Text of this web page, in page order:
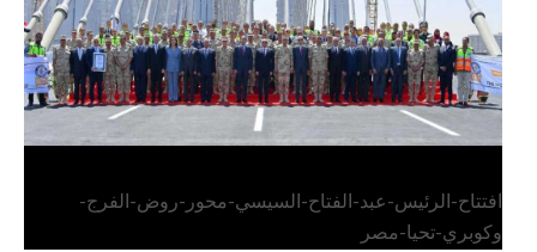
افتتاح-الرئيس-عبد-الفتاح-السيسي-محور-روض-الفرج-
وكوبري-تحيا-مصر